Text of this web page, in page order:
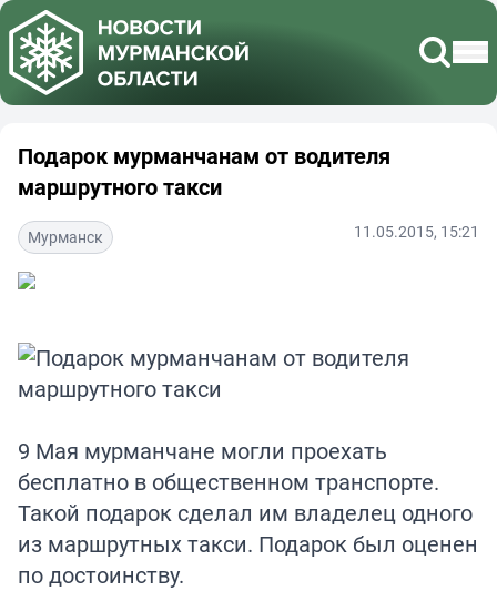
Подарок мурманчанам от водителя
маршрутного такси
Мурманск 11.05.2015, 15:21
9 Мая мурманчане могли проехать
бесплатно в общественном транспорте.
Такой подарок сделал им владелец одного
из маршрутных такси. Подарок был оценен
по достоинству.